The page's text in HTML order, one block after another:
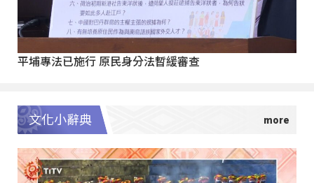
平埔專法已施行 原民身分法暫緩審查
文化小辭典